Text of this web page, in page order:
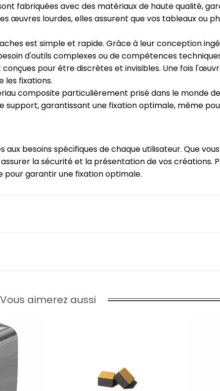
fabriquées avec des matériaux de haute qualité,
œuvres lourdes, elles assurent que vos tableaux ou
est simple et rapide. Grâce à leur conception
d'outils complexes ou de compétences
pour être discrètes et invisibles. Une fois
les fixations.
composite particulièrement prisé dans le monde
garantissant une fixation optimale, même
besoins spécifiques de chaque utilisateur. Que
la sécurité et la présentation de vos créations.
garantir une fixation optimale.
Vous aimerez aussi